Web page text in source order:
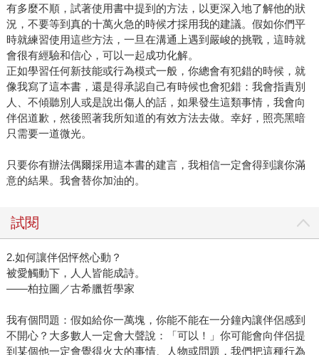
有多麼不順，試著使用書中提到的方法，以更深入地了解他的狀
況，不要等到真的十萬火急的時候才採用我的建議。假如你們平
時就練習使用這些方法，一旦在溝通上遇到嚴峻的挑戰，這時就
會很有經驗和信心，可以一起成功化解。
正如學習任何新技能或行為模式一般，你總會有犯錯的時候，就
像我寫了這本書，還是得承認自己有時候也會犯錯：我會指責別
人、不傾聽別人或是說出傷人的話，如果發生這類事情，我會向
伴侶道歉，然後照著我所知道的有效方法去做。幸好，照亮黑暗
只需要一道微光。
只要你有辦法偶爾採用這本書的建言，我相信一定會得到讓你滿
意的結果。我會替你加油的。
試閱
2.如何讓伴侶怦然心動？
被愛觸動下，人人皆能成詩。
——柏拉圖／古希臘哲學家
我有個問題：假如給你一萬塊，你能不能在一分鐘內讓伴侶感到
不開心？大多數人一定會大聲說：「可以！」你可能會向伴侶提
到某個他一定會覺得火大的事情、人物或問題，我們把這種行為